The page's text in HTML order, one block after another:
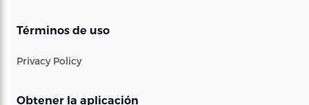
Términos de uso
Privacy Policy
Obtener la aplicación